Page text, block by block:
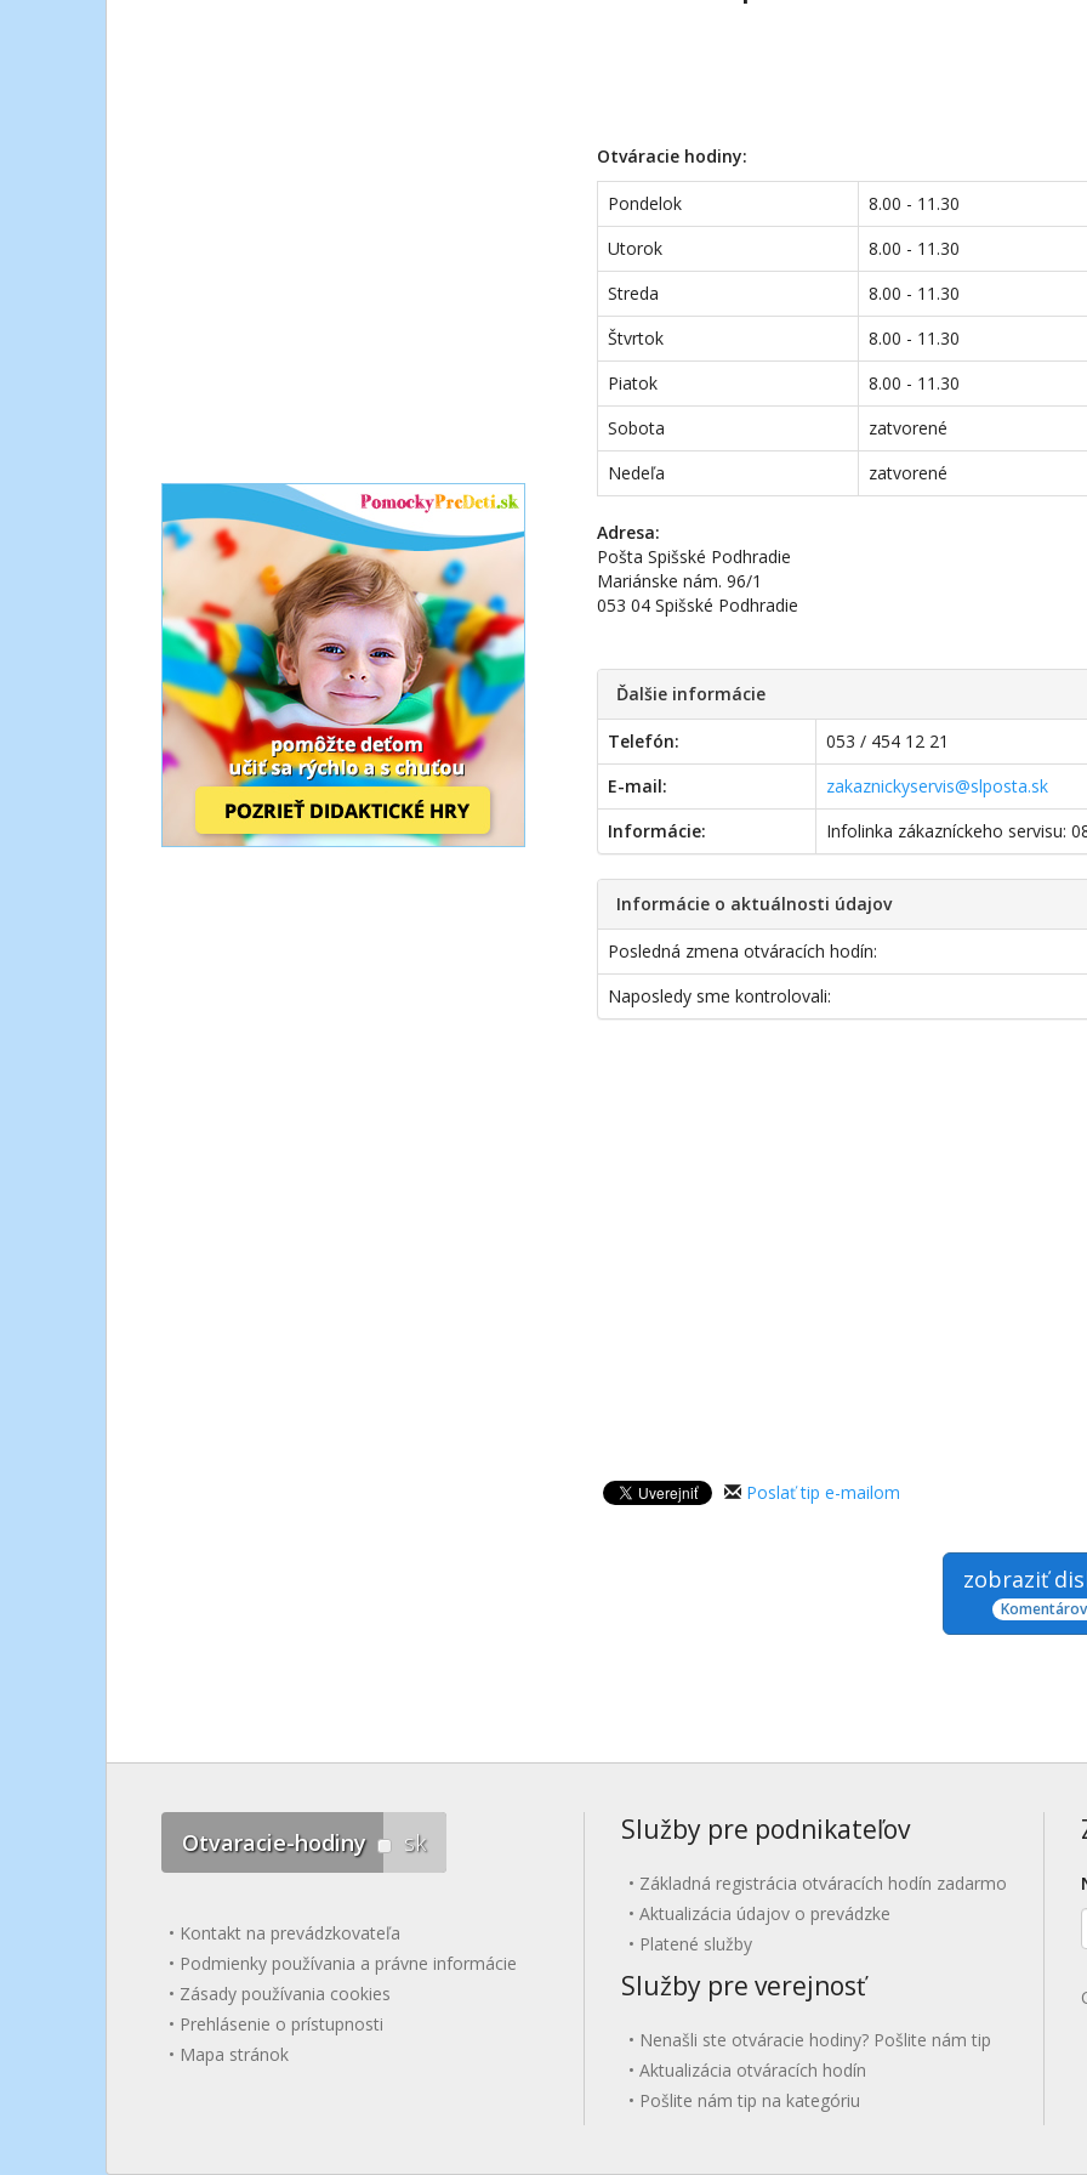
Otváracie hodiny:
Pondelok 8.00 - 11.30
Utorok
8.00 - 11.30
Streda
8.00 - 11.30
Štvrtok
8.00 - 11.30
Piatok
8.00 - 11.30
Sobota
zatvorené
Nedeľa
zatvorené
Adresa:
Pošta Spišské Podhradie
Mariánske nám. 96/1
053 04 Spišské Podhradie
Ďalšie informácie
Telefón:
053 / 454 12 21
E-mail:
zakaznickyservis@slposta.sk
Informácie:
Infolinka zákazníckeho servisu:
Informácie o aktuálnosti údajov
Posledná zmena otváracích hodín:
Naposledy sme kontrolovali:
Poslať tip e-mailom
zobraziť
Otvaracie-hodiny sk
Kontakt na prevádzkovateľa
Podmienky používania a právne informácie
Zásady používania cookies
Prehlásenie o prístupnosti
Mapa stránok
Služby pre podnikateľov
Základná registrácia otváracích hodín zadarmo
Aktualizácia údajov o prevádzke
Platené služby
Služby pre verejnosť
Nenašli ste otváracie hodiny? Pošlite nám tip
Aktualizácia otváracích hodín
Pošlite nám tip na kategóriu
E-